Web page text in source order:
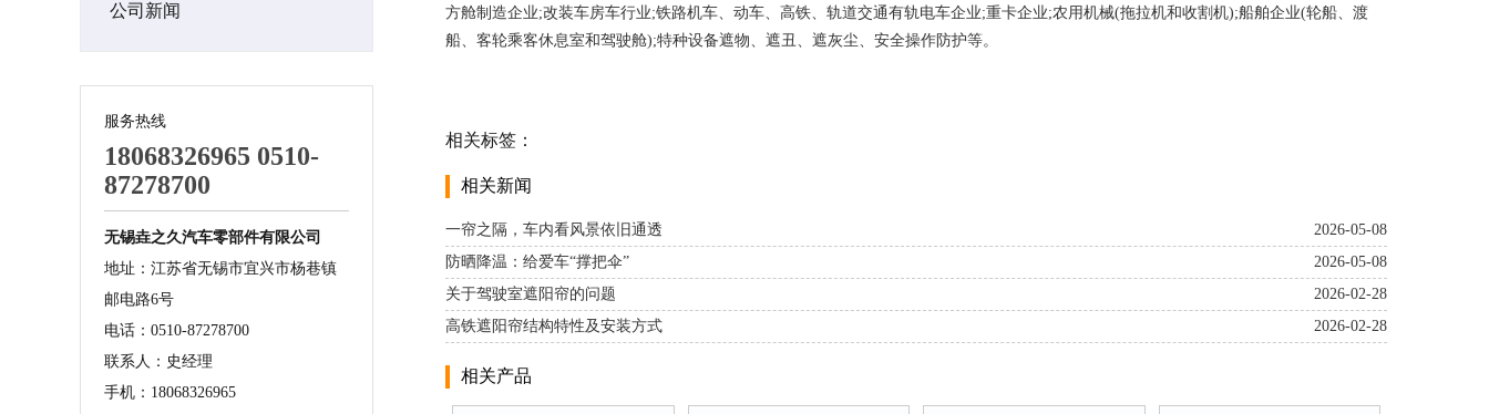
公司新闻
服务热线
18068326965 0510-
87278700
无锡垚之久汽车零部件有限公司
地址：江苏省无锡市宜兴市杨巷镇
邮电路6号
电话：0510-87278700
联系人：史经理
手机：18068326965
方舱制造企业;改装车房车行业;铁路机车、动车、高铁、轨道交通有轨电车企业;重卡企业;农用机械(拖拉机和收割机);船舶企业(轮船、渡
船、客轮乘客休息室和驾驶舱);特种设备遮物、遮丑、遮灰尘、安全操作防护等。
相关标签：
相关新闻
一帘之隔，车内看风景依旧通透
2026-05-08
防晒降温：给爱车“撑把伞”
2026-05-08
关于驾驶室遮阳帘的问题
2026-02-28
高铁遮阳帘结构特性及安装方式
2026-02-28
相关产品